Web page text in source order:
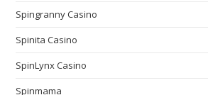
Spingranny Casino
Spinita Casino
SpinLynx Casino
Spinmama